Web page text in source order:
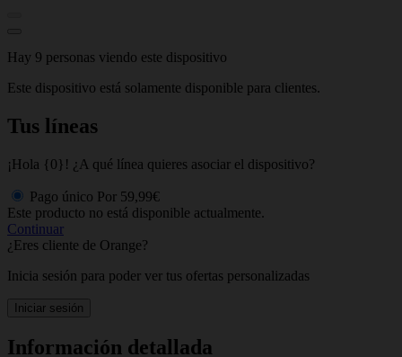
Hay 9 personas viendo este dispositivo
Este dispositivo está solamente disponible para clientes.
Tus líneas
¡Hola {0}! ¿A qué línea quieres asociar el dispositivo?
Pago único Por 59,99€
Este producto no está disponible actualmente.
Continuar
¿Eres cliente de Orange?
Inicia sesión para poder ver tus ofertas personalizadas
Iniciar sesión
Información detallada